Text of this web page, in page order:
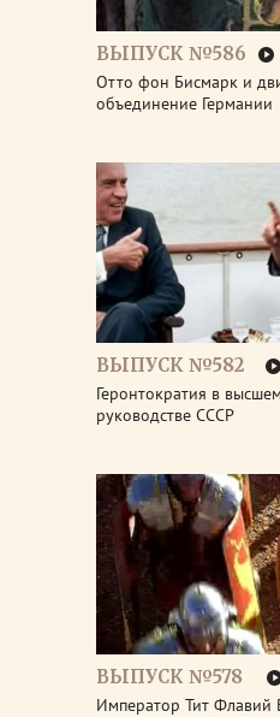
ВЫПУСК №586
Отто фон Бисмарк и
объединение Германии
ВЫПУСК №582
Геронтократия в высшем
руководстве СССР
ВЫПУСК №578
Император Тит Флавий